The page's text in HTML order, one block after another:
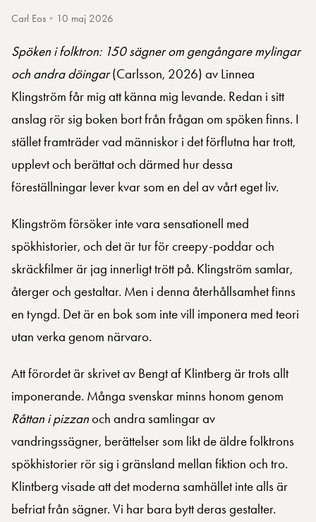
Carl Eos • 10 maj 2026
Spöken i folktron: 150 sägner om gengångare mylingar
och andra döingar(Carlsson, 2026) av Linnea
Klingström får mig att känna mig levande. Redan i sitt
anslag rör sig boken bort från frågan om spöken finns. I
stället framträder vad människor i det förflutna har trott,
upplevt och berättat och därmed hur dessa
föreställningar lever kvar som en del av vårt eget liv.
Klingström försöker inte vara sensationell med
spökhistorier, och det är tur för creepy-poddar och
skräckfilmer är jag innerligt trött på. Klingström samlar,
återger och gestaltar. Men i denna återhållsamhet finns
en tyngd. Det är en bok som inte vill imponera med teori
utan verka genom närvaro.
Att förordet är skrivet av Bengt af Klintberg är trots allt
imponerande. Många svenskar minns honom genom
Råttan i pizzanoch andra samlingar av
vandringssägner, berättelser som likt de äldre folktrons
spökhistorier rör sig i gränsland mellan fiktion och tro.
Klintberg visade att det moderna samhället inte alls är
befriat från sägner. Vi har bara bytt deras gestalter.